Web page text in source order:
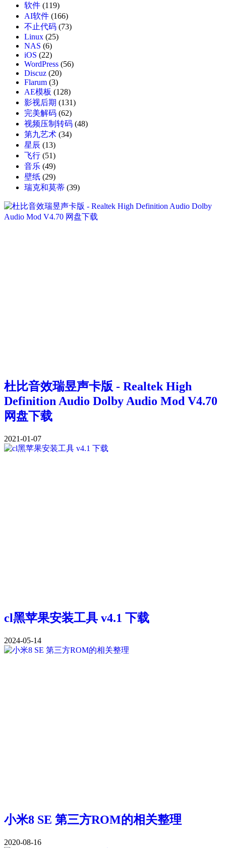
软件 (119)
AI软件 (166)
不止代码 (73)
Linux (25)
NAS (6)
iOS (22)
WordPress (56)
Discuz (20)
Flarum (3)
AE模板 (128)
影视后期 (131)
完美解码 (62)
视频压制转码 (48)
第九艺术 (34)
星辰 (13)
飞行 (51)
音乐 (49)
壁纸 (29)
瑞克和莫蒂 (39)
杜比音效瑞昱声卡版 - Realtek High
Definition Audio Dolby Audio Mod V4.70
网盘下载
2021-01-07
cl黑苹果安装工具 v4.1 下载
2024-05-14
小米8 SE 第三方ROM的相关整理
2020-08-16